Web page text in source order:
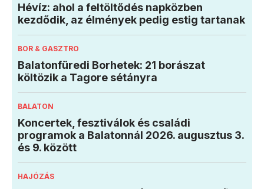
Hévíz: ahol a feltöltődés napközben
kezdődik, az élmények pedig estig tartanak
BOR & GASZTRO
Balatonfüredi Borhetek: 21 borászat
költözik a Tagore sétányra
BALATON
Koncertek, fesztiválok és családi
programok a Balatonnál 2026. augusztus 3.
és 9. között
HAJÓZÁS